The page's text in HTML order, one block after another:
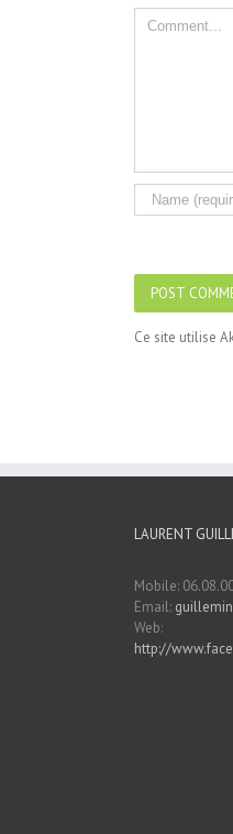
Comment
Ce site utilise
LAURENT
Mobile:
Email:
Web:
http://